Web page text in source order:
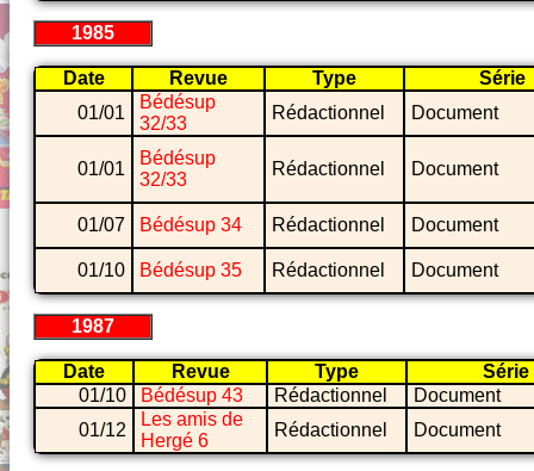
1985
Date Revue Type
Série
01/01
Bédésup
32/33
Rédactionnel Document
01/01
Bédésup
32/33
Rédactionnel Document
01/07 Bédésup 34 Rédactionnel Document
01/10 Bédésup 35 Rédactionnel Document
1987
Date Revue Type
Série
01/10
Bédésup 43 Rédactionnel
Document
01/12
Les amis de
Hergé 6
Rédactionnel Document